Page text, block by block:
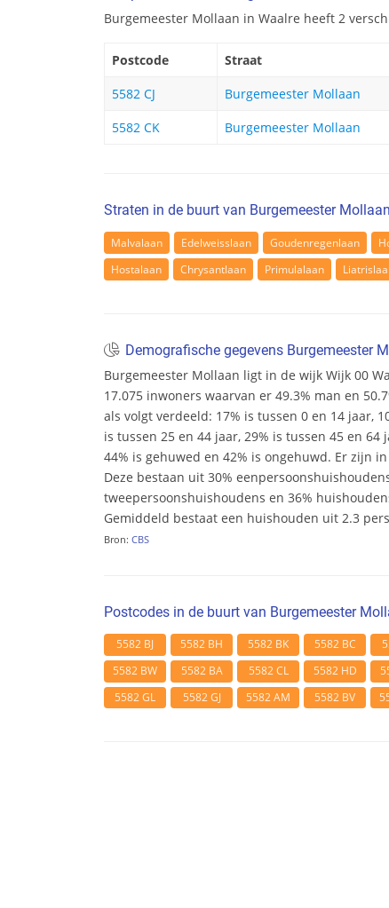
Burgemeester Mollaan in Waalre heeft 2
Postcode Straat
5582 CJ
Burgemeester Mollaan
5582 CK
Burgemeester Mollaan
Straten in de buurt van Burgemeester Mollaan
Malvalaan Edelweisslaan Goudenregenlaan
Hostalaan
Chrysantlaan Primulalaan
Demografische gegevens Burgemeester
Burgemeester Mollaan ligt in de wijk Wijk 00
17.075 inwoners waarvan er 49.3% man en
als volgt verdeeld: 17% is tussen 0 en 14 jaar,
is tussen 25 en 44 jaar, 29% is tussen 45 en 64
44% is gehuwed en 42% is ongehuwd. Er zijn
Deze bestaan uit 30%
tweepersoonshuishoudens en 36%
Gemiddeld bestaat een huishouden uit 2.3
Bron: CBS
Postcodes in de buurt van Burgemeester
5582 BJ 5582 BH 5582 BK 5582 BC
5582 BW
5582 BA 5582 CL 5582 HD
5582 GL
5582 GJ 5582 AM 5582 BV